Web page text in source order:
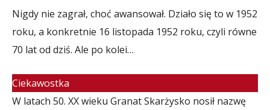
Nigdy nie zagrał, choć awansował. Działo się to w 1952
roku, a konkretnie 16 listopada 1952 roku, czyli równe
70 lat od dziś. Ale po kolei…
Ciekawostka
W latach 50. XX wieku Granat Skarżysko nosił nazwę